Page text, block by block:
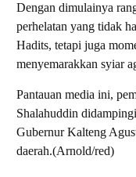
Dengan dimulainya
perhelatan yang tidak
Hadits, tetapi juga
menyemarakkan syiar
Pantauan media ini,
Shalahuddin
Gubernur Kalteng
daerah.(Arnold/red)